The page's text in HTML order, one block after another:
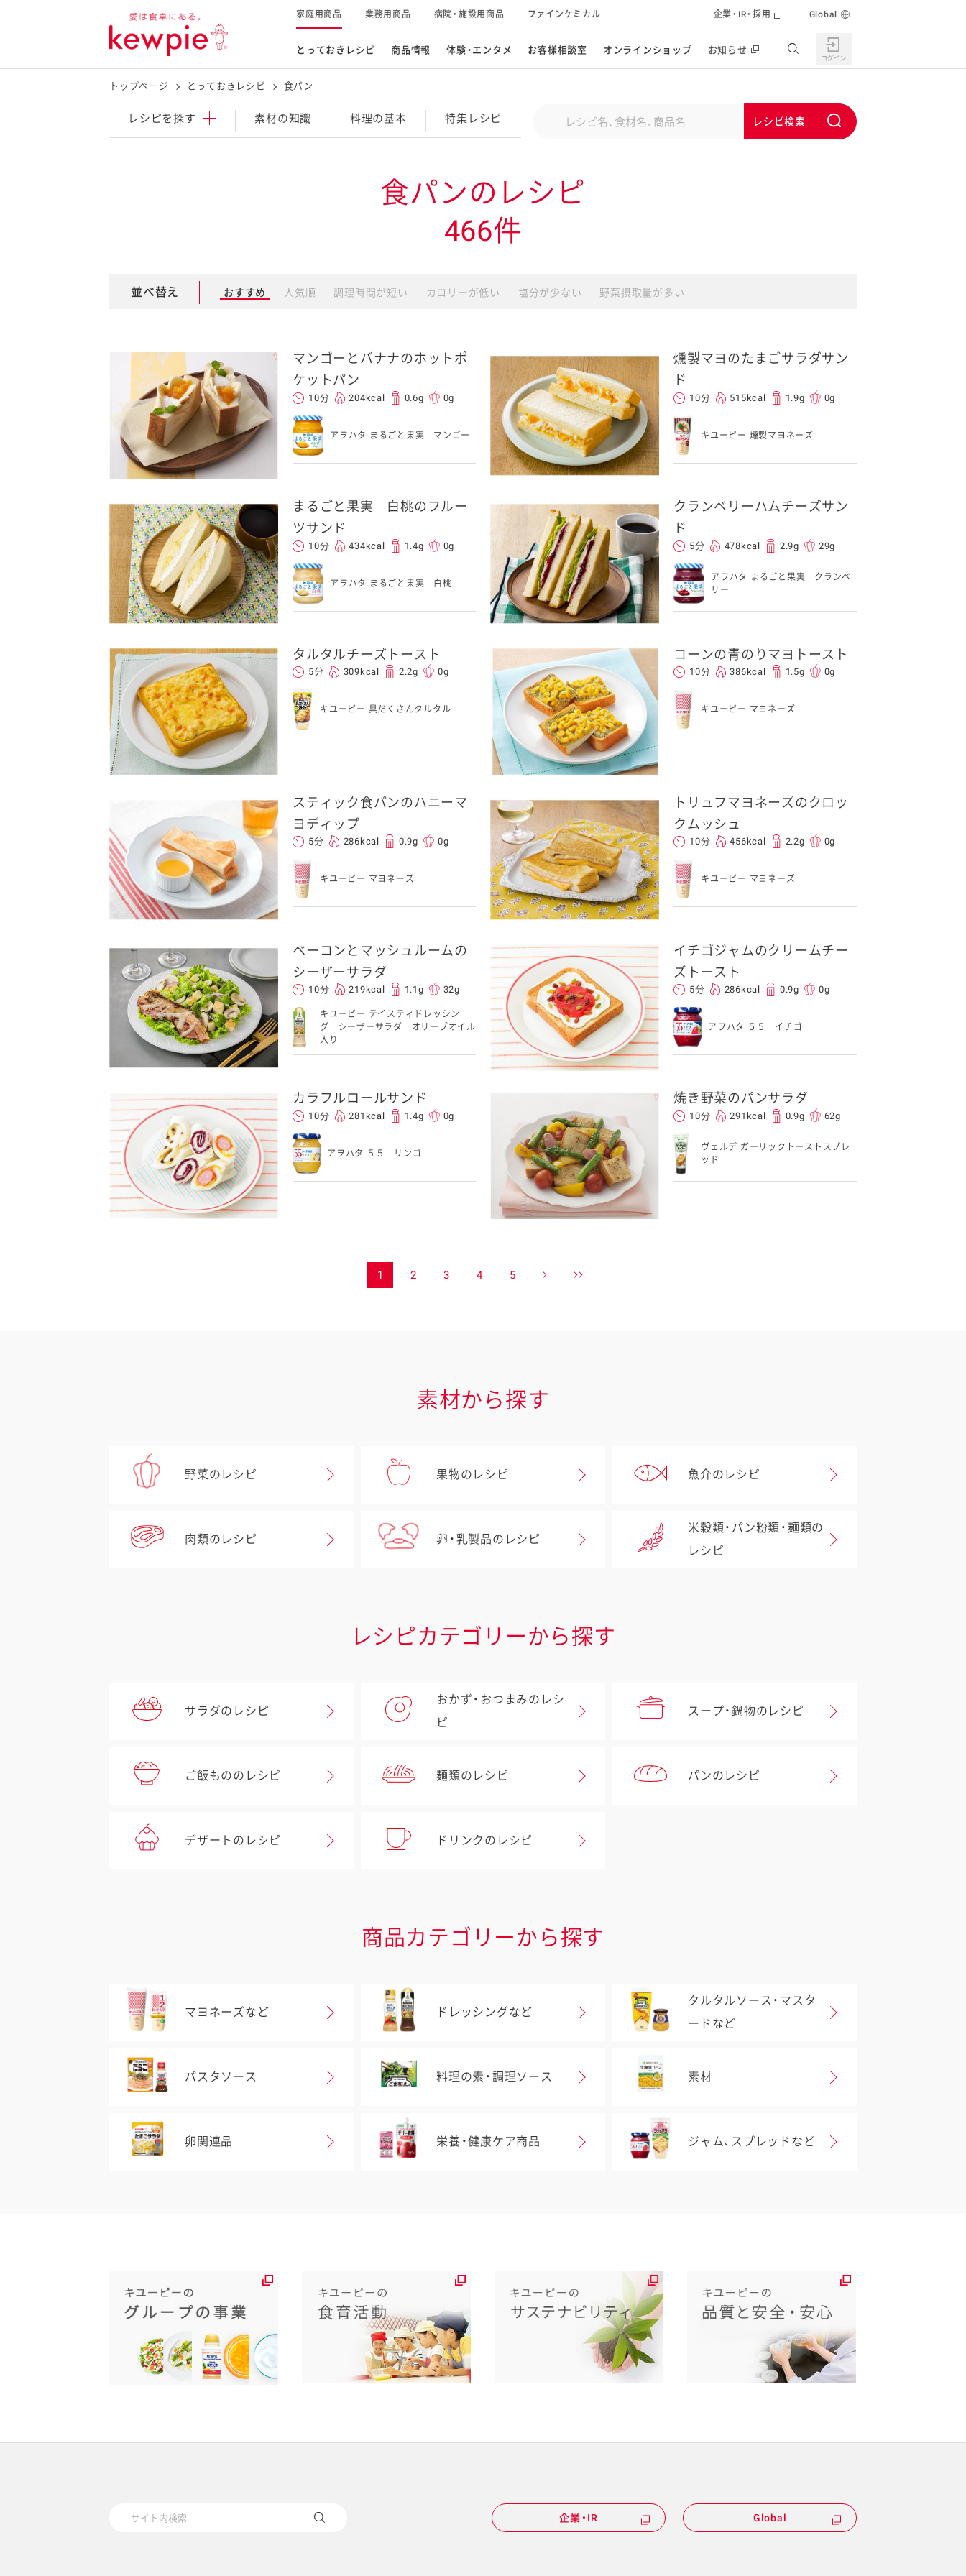
とっておきレシピ
特集レシピ
おすすめの特設サイト
キユーピー マヨネーズキッチン
おうちでミールストック
商品情報
ドレッシングなど
料理の素・調理ソース
卵関連品 介護食
ベビーフード・幼児食
サプリメントなど
ジャム、スプレッドなど
その他の商品サイト
体験・エンタメ
深谷テラス ヤサイな
仲間たちファーム
おたのしみコンテンツ
クッキング
テレビ・ラジオ
キャンペーン・イベント
お客様相談室 オンラインショップ
キユーピーウエルネス
お知らせ
家庭用商品 業務用商品 病院・施設用商品 ファインケミカル 企業・IR・採用
企業情報 グループの事業
サステナビリティ 研究開発
Global
トップページ とっておきレシピ 食パン
レシピを探す 素材の知識 料理の基本 特集 レシピ
食パンのレシピ
466件
並べ替え おすすめ 人気順 調理時間が短い カロリーが低い 塩分が少ない 野菜摂取量が多い
マンゴーとバナナのホットポ
ケットパン
10分 204kcal 0.6g 0g
アヲハタ まるごと果実 マンゴー
燻製マヨのたまごサラダサン
ド
10分 515kcal 1.9g 0g
キユーピー 燻製マヨネーズ
まるごと果実 白桃のフルー
ツサンド
10分 434kcal 1.4g 0g
アヲハタ まるごと果実 白桃
クランベリーハムチーズサン
ド
5分 478kcal 2.9g 29g
アヲハタ まるごと果実 クランベ
リー
タルタルチーズトースト
5分 309kcal 2.2g 0g
キユーピー 具だくさんタルタル
コーンの青のりマヨトースト
10分 386kcal 1.5g 0g
キユーピー マヨネーズ
スティック食パンのハニーマ
ヨディップ
5分 286kcal 0.9g 0g
キユーピー マヨネーズ
トリュフマヨネーズのクロッ
クムッシュ
10分 456kcal 2.2g 0g
キユーピー マヨネーズ
ベーコンとマッシュルームの
シーザーサラダ
10分 219kcal 1.1g 32g
キユーピー テイスティドレッシン
グ シーザーサラダ オリーブオイル
入り
イチゴジャムのクリームチー
ズトースト
5分 286kcal 0.9g 0g
アヲハタ ５５ イチゴ
カラフルロールサンド
10分 281kcal 1.4g 0g
アヲハタ ５５ リンゴ
焼き野菜のパンサラダ
10分 291kcal 0.9g 62g
ヴェルデ ガーリックトーストスプレ
ッド
1 2 3 4 5
素材から探す
野菜のレシピ 果物のレシピ 魚介のレシピ
肉類のレシピ 卵・乳製品のレシピ
米穀類・パン粉類・麺類の
レシピ
レシピカテゴリーから探す
サラダのレシピ
おかず・おつまみのレシ
ピ
スープ・鍋物のレシピ
ご飯もののレシピ 麺類のレシピ パンのレシピ
デザートのレシピ ドリンクのレシピ
商品カテゴリーから探す
マヨネーズなど ドレッシングなど
タルタルソース・マスタ
ードなど
パスタソース 料理の素・調理ソース 素材
卵関連品 栄養・健康ケア商品 ジャム、スプレッドなど
企業・IR Global